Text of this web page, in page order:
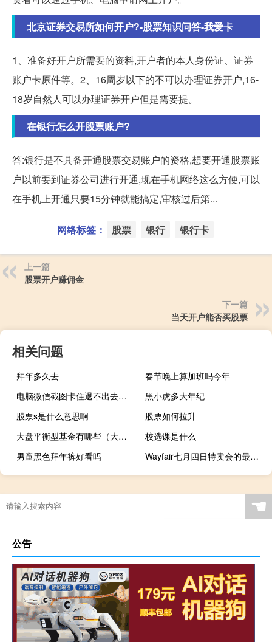
北京证券交易所如何开户?-股票知识问答-我爱卡
1、准备好开户所需要的资料,开户者的本人身份证、证券
账户卡原件等。2、16周岁以下的不可以办理证券开户,16-
18岁自然人可以办理证券开户但是需要提。
在银行怎么开股票账户?
答:银行是不具备开通股票交易账户的资格,想要开通股票账
户以前要到证券公司进行开通,现在手机网络这么方便,可以
在手机上开通只要15分钟就能搞定,审核过后第...
网络标签： 股票 银行 银行卡
上一篇
股票开户赚佣金
下一篇
当天开户能否买股票
相关问题
拜年多久去
春节晚上算加班吗今年
电脑微信截图卡住退不出去（电脑微信截屏退不出去）
黑小虎多大年纪
股票s是什么意思啊
股票如何拉升
大盘平衡型基金有哪些（大盘平衡型基金有哪些）
校选课是什么
男童黑色拜年裤好看吗
Wayfair七月四日特卖会的最佳家具优惠
☚
公告